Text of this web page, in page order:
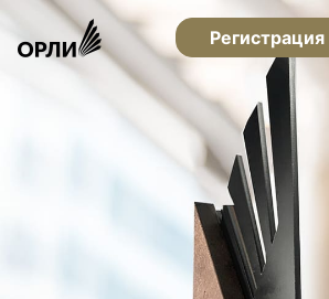
Регистрация